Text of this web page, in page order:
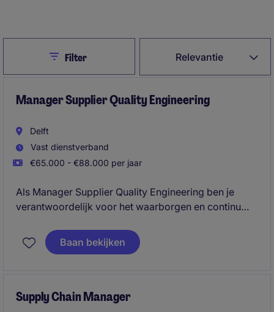
Relevantie
CloseFilter
Manager Supplier Quality Engineering
Delft
Vast dienstverband
€65.000 - €88.000 per jaar
Als Manager Supplier Quality Engineering ben je
verantwoordelijk voor het waarborgen en continu
technische productieomgeving. Je stuurt een team
aan, optimaliseert processen en speelt een sleutelrol
Baan bekijken
Supply Chain Manager